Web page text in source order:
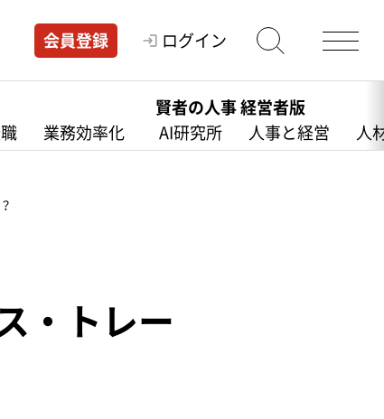
会員登録 ログイン
業務効率化
賢者の人事 経営者版
AI研究所
人事と経営 人
・トレー